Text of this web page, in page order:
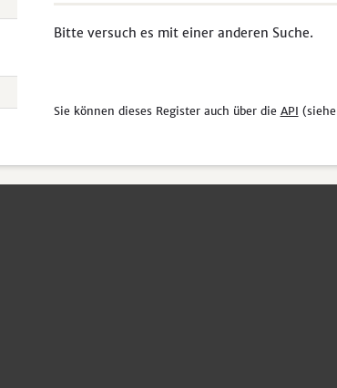
Bitte versuch es mit einer anderen Suche.
Sie können dieses Register auch über die API (siehe